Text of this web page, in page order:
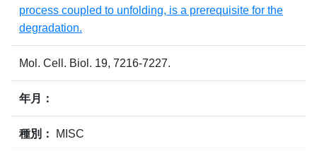
process coupled to unfolding, is a prerequisite for the
degradation.
Mol. Cell. Biol. 19, 7216-7227.
年月：
種別： MISC